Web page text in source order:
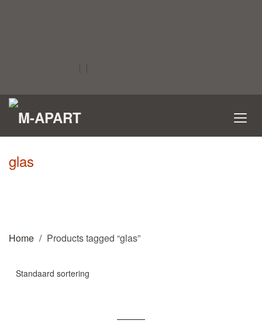
glas
Home Products tagged “glas”